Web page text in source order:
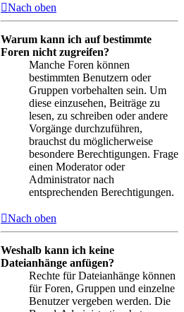
Nach oben
Warum kann ich auf bestimmte
Foren nicht zugreifen?
Manche Foren können
bestimmten Benutzern oder
Gruppen vorbehalten sein. Um
diese einzusehen, Beiträge zu
lesen, zu schreiben oder andere
Vorgänge durchzuführen,
brauchst du möglicherweise
besondere Berechtigungen. Frage
einen Moderator oder
Administrator nach
entsprechenden Berechtigungen.
Nach oben
Weshalb kann ich keine
Dateianhänge anfügen?
Rechte für Dateianhänge können
für Foren, Gruppen und einzelne
Benutzer vergeben werden. Die